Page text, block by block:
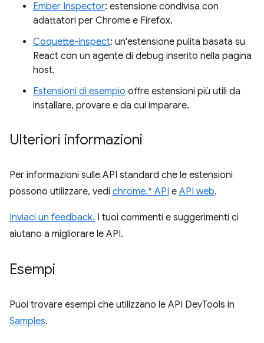
Ember Inspector: estensione condivisa con
adattatori per Chrome e Firefox.
Coquette-inspect: un'estensione pulita basata su
React con un agente di debug inserito nella pagina
host.
Estensioni di esempio offre estensioni più utili da
installare, provare e da cui imparare.
Ulteriori informazioni
Per informazioni sulle API standard che le estensioni
possono utilizzare, vedi chrome.* API e API web.
Inviaci un feedback. I tuoi commenti e suggerimenti ci
aiutano a migliorare le API.
Esempi
Puoi trovare esempi che utilizzano le API DevTools in
Samples.